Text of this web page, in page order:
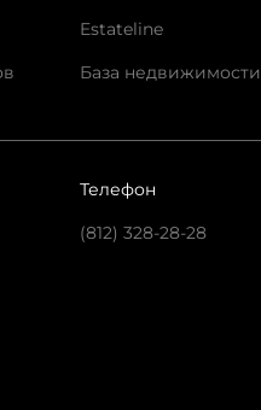
Estateline
База недвижимости
Телефон
(812) 328-28-28